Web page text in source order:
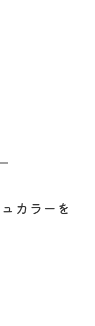
カラーを